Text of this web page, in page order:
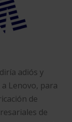
adiós y
Lenovo, para
de
de